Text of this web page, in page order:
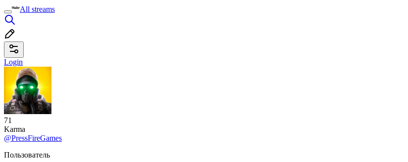
All streams
Login
71
Karma
@PressFireGames
Пользователь